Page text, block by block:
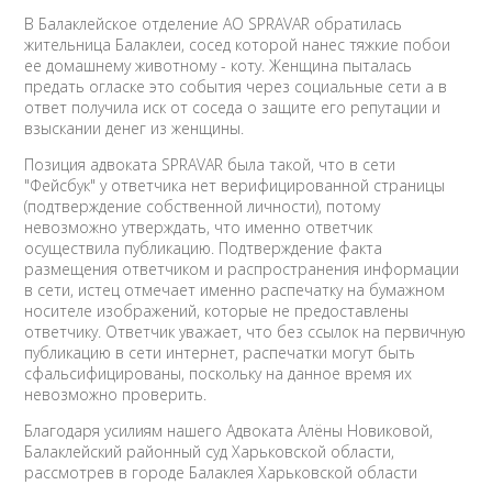
В Балаклейское отделение АО SPRAVAR обратилась
жительница Балаклеи, сосед которой нанес тяжкие побои
ее домашнему животному - коту. Женщина пыталась
предать огласке это события через социальные сети а в
ответ получила иск от соседа о защите его репутации и
взыскании денег из женщины.
Позиция адвоката SPRAVAR была такой, что в сети
"Фейсбук" у ответчика нет верифицированной страницы
(подтверждение собственной личности), потому
невозможно утверждать, что именно ответчик
осуществила публикацию. Подтверждение факта
размещения ответчиком и распространения информации
в сети, истец отмечает именно распечатку на бумажном
носителе изображений, которые не предоставлены
ответчику. Ответчик уважает, что без ссылок на первичную
публикацию в сети интернет, распечатки могут быть
сфальсифицированы, поскольку на данное время их
невозможно проверить.
Благодаря усилиям нашего Адвоката Алёны Новиковой,
Балаклейский районный суд Харьковской области,
рассмотрев в городе Балаклея Харьковской области